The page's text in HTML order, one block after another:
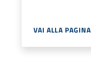
VAI ALLA PAGINA